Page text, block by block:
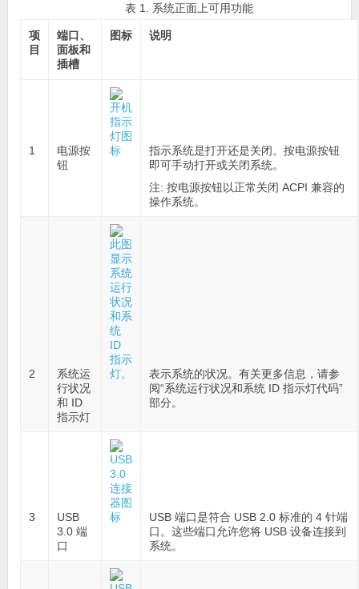
表 1. 系统正面上可用功能
项
目
端口、
面板和
插槽
图标 说明
1
电源按
钮
指示系统是打开还是关闭。按电源按钮
即可手动打开或关闭系统。
注: 按电源按钮以正常关闭 ACPI 兼容的
操作系统。
2
系统运
行状况
和 ID
指示灯
表示系统的状况。有关更多信息，请参
阅“系统运行状况和系统 ID 指示灯代码”
部分。
3
USB
3.0 端
口
USB 端口是符合 USB 2.0 标准的 4 针端
口。这些端口允许您将 USB 设备连接到
系统。